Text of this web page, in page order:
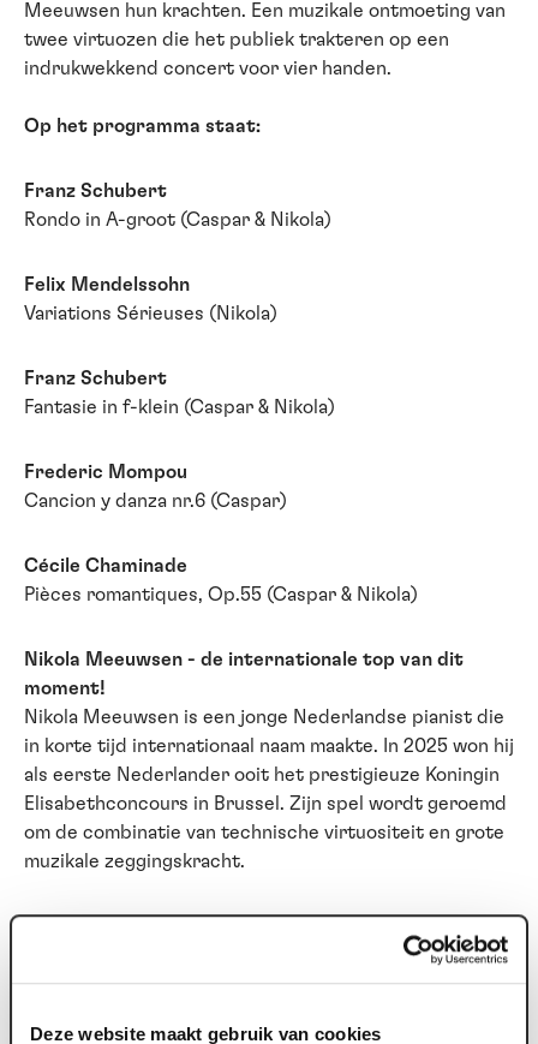
Deze website maakt gebruik van cookies
Meeuwsen hun krachten. Een muzikale ontmoeting van
twee virtuozen die het publiek trakteren op een
indrukwekkend concert voor vier handen.
Op het programma staat:
Franz Schubert
Rondo in A-groot (Caspar & Nikola)
Felix Mendelssohn
Variations Sérieuses (Nikola)
Franz Schubert
Fantasie in f-klein (Caspar & Nikola)
Frederic Mompou
Cancion y danza nr.6 (Caspar)
Cécile Chaminade
Pièces romantiques, Op.55 (Caspar & Nikola)
Nikola Meeuwsen - de internationale top van dit
moment!
Nikola Meeuwsen is een jonge Nederlandse pianist die
in korte tijd internationaal naam maakte. In 2025 won hij
als eerste Nederlander ooit het prestigieuze Koningin
Elisabethconcours in Brussel. Zijn spel wordt geroemd
om de combinatie van technische virtuositeit en grote
muzikale zeggingskracht.
Dat Caspar Vos (1988) een natuurtalent is, moge